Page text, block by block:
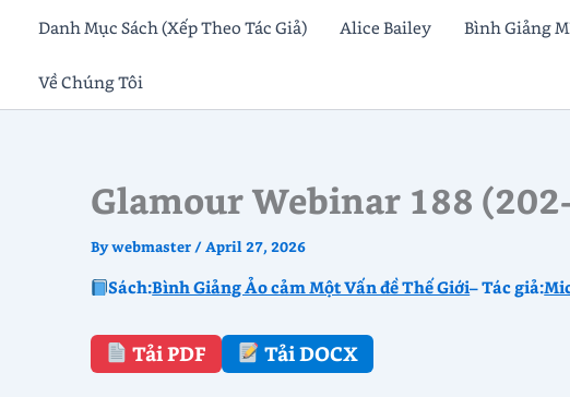
Skip
content
Danh Mục Sách (Xếp Theo Tác Giả) Alice Bailey Bình Giảng
Về Chúng Tôi
Glamour Webinar 188
Bywebmaster / April 27, 2026
Sách:Bình Giảng Ảo cảm Một Vấn đề Thế Giới– Tác giả:
Tải PDF Tải DOCX